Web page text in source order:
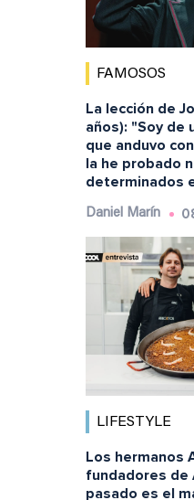
FAMOSOS
La lección de
años): "Soy de
que anduvo
la he probado
determinados
Daniel Marín
LIFESTYLE
Los hermanos
fundadores de
pasado es el